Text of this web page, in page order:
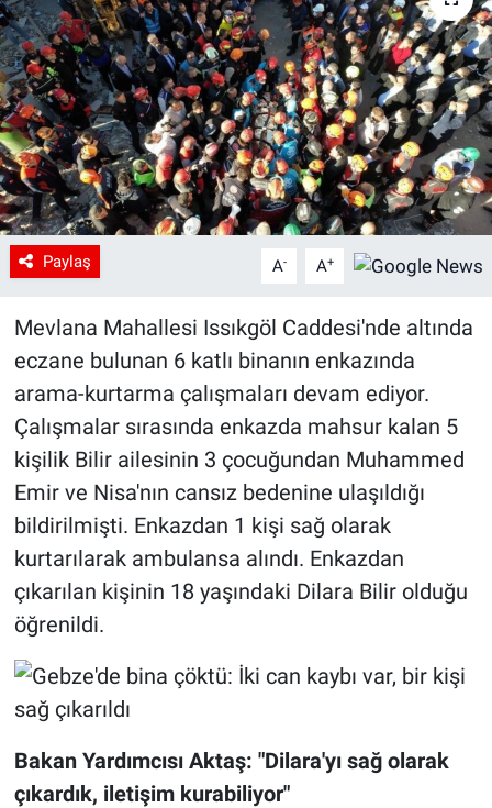
Paylaş A- A+
Mevlana Mahallesi Issıkgöl Caddesi'nde altında
eczane bulunan 6 katlı binanın enkazında
arama-kurtarma çalışmaları devam ediyor.
Çalışmalar sırasında enkazda mahsur kalan 5
kişilik Bilir ailesinin 3 çocuğundan Muhammed
Emir ve Nisa'nın cansız bedenine ulaşıldığı
bildirilmişti. Enkazdan 1 kişi sağ olarak
kurtarılarak ambulansa alındı. Enkazdan
çıkarılan kişinin 18 yaşındaki Dilara Bilir olduğu
öğrenildi.
Bakan Yardımcısı Aktaş: "Dilara'yı sağ olarak
çıkardık, iletişim kurabiliyor"